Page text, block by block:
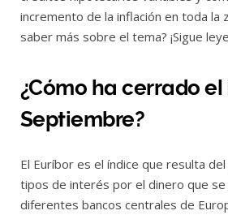
incremento de la inflación en toda la
saber más sobre el tema? ¡Sigue
¿Cómo ha cerrado el
Septiembre?
El Euríbor es el índice que resulta
tipos de interés por el dinero que
diferentes bancos centrales de